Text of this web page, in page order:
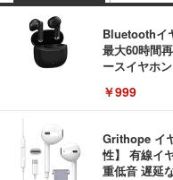
Bluetoothイ
最大60時間
ースイヤホ
用iPhone/
￥999
Grithope イ
性】 有線イ
重低音 遅延